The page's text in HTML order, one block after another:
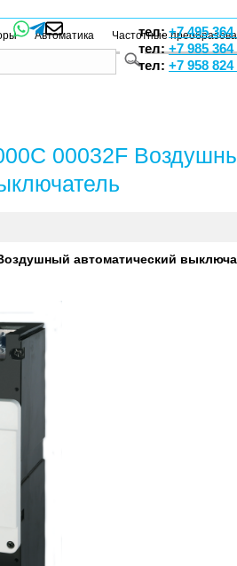
тел:+7 495 364
тел:+7 985 364
тел: +7 958 824
Автоматика Частотные
00032F
автоматический